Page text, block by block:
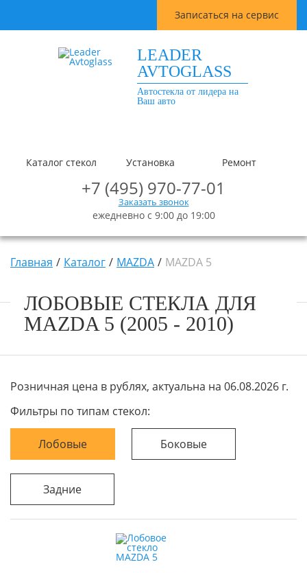
Записаться на сервис
LEADER
AVTOGLASS
Автостекла от лидера на
Ваш авто
Каталог стекол Установка Ремонт
+7 (495) 970-77-01
Заказать звонок
ежедневно с 9:00 до 19:00
Главная Каталог MAZDA MAZDA 5
ЛОБОВЫЕ СТЕКЛА ДЛЯ
MAZDA 5 (2005 - 2010)
Розничная цена в рублях, актуальна на 06.08.2026 г.
Фильтры по типам стекол:
Лобовые Боковые
Задние